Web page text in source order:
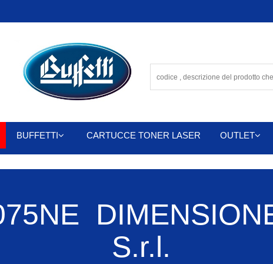
BUFFETTI CARTUCCE TONER LASER OUTLET
S.r.l.